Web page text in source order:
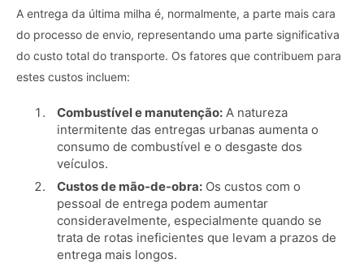
A entrega da última milha é, normalmente, a parte mais cara
do processo de envio, representando uma parte significativa
do custo total do transporte. Os fatores que contribuem para
estes custos incluem:
Combustível e manutenção: A natureza
intermitente das entregas urbanas aumenta o
consumo de combustível e o desgaste dos
veículos.
Custos de mão-de-obra: Os custos com o
pessoal de entrega podem aumentar
consideravelmente, especialmente quando se
trata de rotas ineficientes que levam a prazos de
entrega mais longos.